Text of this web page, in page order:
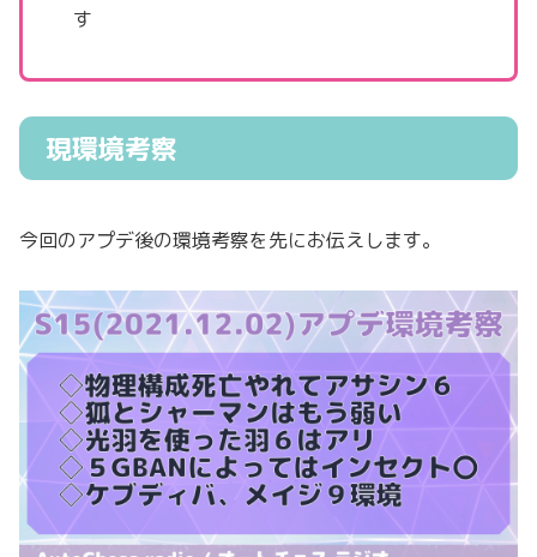
す
現環境考察
今回のアプデ後の環境考察を先にお伝えします。